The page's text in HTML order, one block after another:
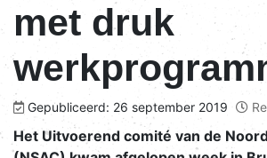
met druk
Gepubliceerd: 26 september 2019
Het Uitvoerend comité van de